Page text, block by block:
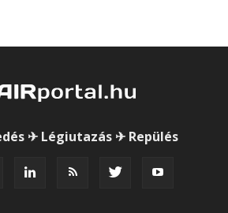
✈ Légiutazás ✈ Repülés